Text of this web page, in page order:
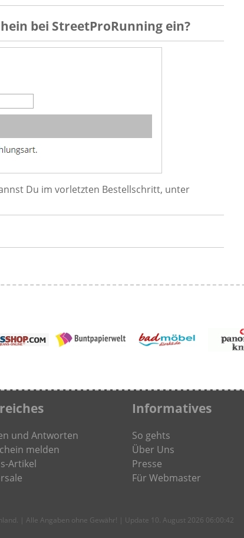
bei StreetProRunning ein?
Du im vorletzten Bestellschritt, unter
und Antworten
melden
Artikel
Informatives
So gehts
Über Uns
Presse
Für Webmaster
| Alle Angaben ohne Gewähr! | Update 10. August 2026 06:00:42